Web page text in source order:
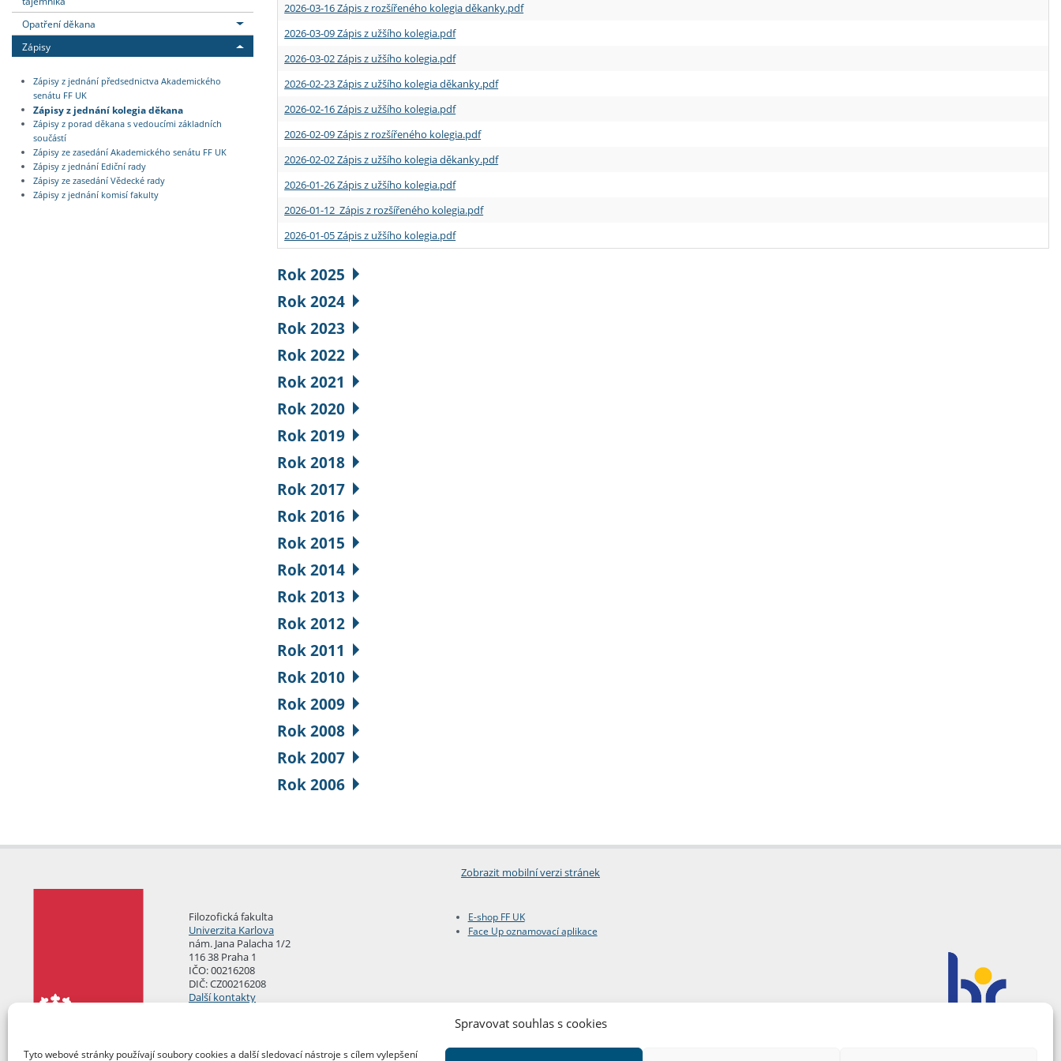
Spravovat souhlas s cookies
Tyto webové stránky používají soubory cookies a další sledovací nástroje s cílem vylepšení
Opatření děkana
Zápisy
Zápisy z jednání předsednictva Akademického
senátu FF UK
Zápisy z jednání kolegia děkana
Zápisy z porad děkana s vedoucími základních
součástí
Zápisy ze zasedání Akademického senátu FF UK
Zápisy z jednání Ediční rady
Zápisy ze zasedání Vědecké rady
Zápisy z jednání komisí fakulty
2026-03-16 Zápis z rozšířeného kolegia děkanky.pdf
2026-03-09 Zápis z užšího kolegia.pdf
2026-03-02 Zápis z užšího kolegia.pdf
2026-02-23 Zápis z užšího kolegia děkanky.pdf
2026-02-16 Zápis z užšího kolegia.pdf
2026-02-09 Zápis z rozšířeného kolegia.pdf
2026-02-02 Zápis z užšího kolegia děkanky.pdf
2026-01-26 Zápis z užšího kolegia.pdf
2026-01-12 Zápis z rozšířeného kolegia.pdf
2026-01-05 Zápis z užšího kolegia.pdf
Rok 2025
Rok 2024
Rok 2023
Rok 2022
Rok 2021
Rok 2020
Rok 2019
Rok 2018
Rok 2017
Rok 2016
Rok 2015
Rok 2014
Rok 2013
Rok 2012
Rok 2011
Rok 2010
Rok 2009
Rok 2008
Rok 2007
Rok 2006
Zobrazit mobilní verzi stránek
Filozofická fakulta
Univerzita Karlova
nám. Jana Palacha 1/2
116 38 Praha 1
IČO: 00216208
DIČ: CZ00216208
Další kontakty
E-shop FF UK
Face Up oznamovací aplikace